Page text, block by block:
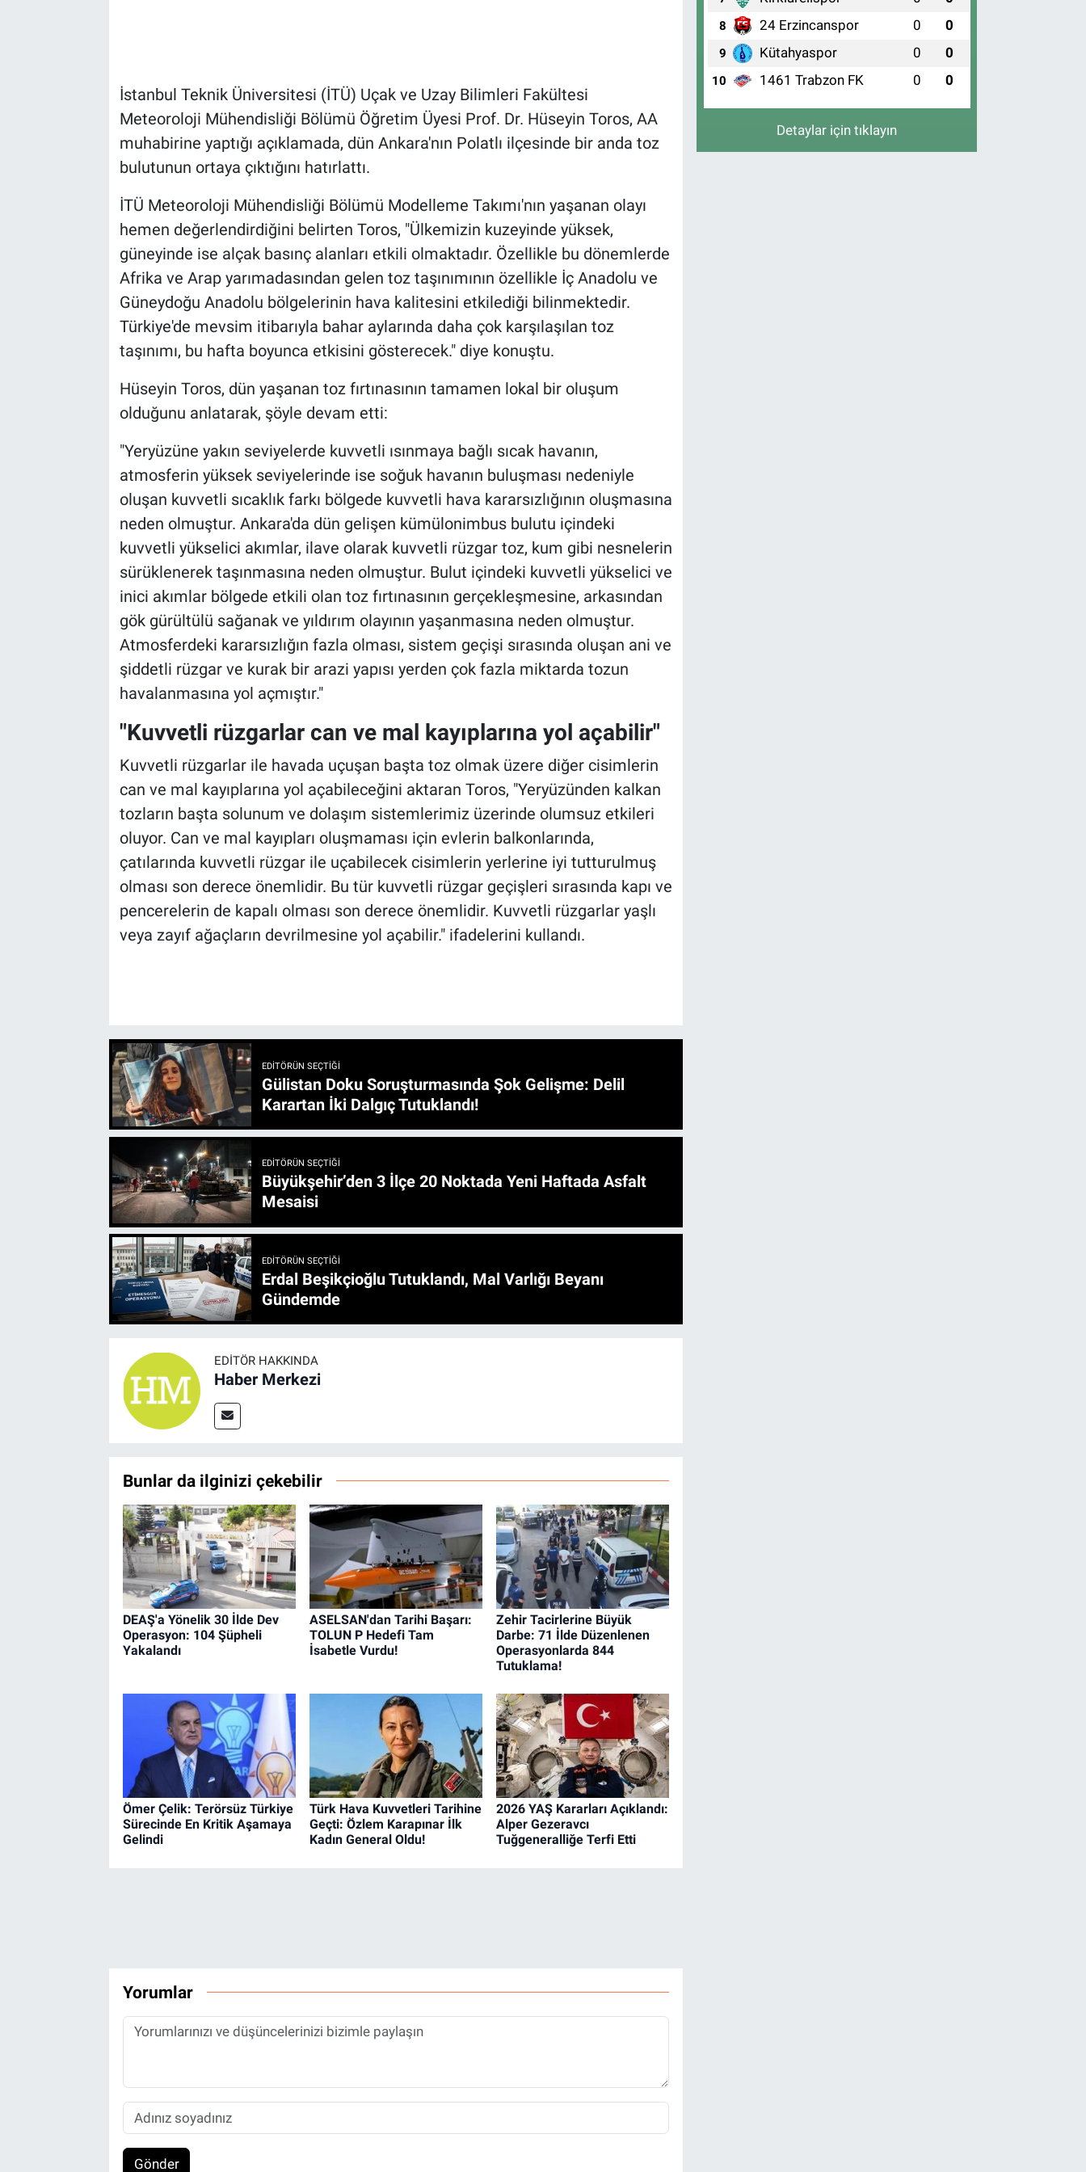
İstanbul Teknik Üniversitesi (İTÜ) Uçak ve Uzay Bilimleri Fakültesi
Meteoroloji Mühendisliği Bölümü Öğretim Üyesi Prof. Dr. Hüseyin Toros, AA
muhabirine yaptığı açıklamada, dün Ankara'nın Polatlı ilçesinde bir anda toz
bulutunun ortaya çıktığını hatırlattı.
İTÜ Meteoroloji Mühendisliği Bölümü Modelleme Takımı'nın yaşanan olayı
hemen değerlendirdiğini belirten Toros, "Ülkemizin kuzeyinde yüksek,
güneyinde ise alçak basınç alanları etkili olmaktadır. Özellikle bu dönemlerde
Afrika ve Arap yarımadasından gelen toz taşınımının özellikle İç Anadolu ve
Güneydoğu Anadolu bölgelerinin hava kalitesini etkilediği bilinmektedir.
Türkiye'de mevsim itibarıyla bahar aylarında daha çok karşılaşılan toz
taşınımı, bu hafta boyunca etkisini gösterecek." diye konuştu.
Hüseyin Toros, dün yaşanan toz fırtınasının tamamen lokal bir oluşum
olduğunu anlatarak, şöyle devam etti:
"Yeryüzüne yakın seviyelerde kuvvetli ısınmaya bağlı sıcak havanın,
atmosferin yüksek seviyelerinde ise soğuk havanın buluşması nedeniyle
oluşan kuvvetli sıcaklık farkı bölgede kuvvetli hava kararsızlığının oluşmasına
neden olmuştur. Ankara'da dün gelişen kümülonimbus bulutu içindeki
kuvvetli yükselici akımlar, ilave olarak kuvvetli rüzgar toz, kum gibi nesnelerin
sürüklenerek taşınmasına neden olmuştur. Bulut içindeki kuvvetli yükselici ve
inici akımlar bölgede etkili olan toz fırtınasının gerçekleşmesine, arkasından
gök gürültülü sağanak ve yıldırım olayının yaşanmasına neden olmuştur.
Atmosferdeki kararsızlığın fazla olması, sistem geçişi sırasında oluşan ani ve
şiddetli rüzgar ve kurak bir arazi yapısı yerden çok fazla miktarda tozun
havalanmasına yol açmıştır."
"Kuvvetli rüzgarlar can ve mal kayıplarına yol açabilir"
Kuvvetli rüzgarlar ile havada uçuşan başta toz olmak üzere diğer cisimlerin
can ve mal kayıplarına yol açabileceğini aktaran Toros, "Yeryüzünden kalkan
tozların başta solunum ve dolaşım sistemlerimiz üzerinde olumsuz etkileri
oluyor. Can ve mal kayıpları oluşmaması için evlerin balkonlarında,
çatılarında kuvvetli rüzgar ile uçabilecek cisimlerin yerlerine iyi tutturulmuş
olması son derece önemlidir. Bu tür kuvvetli rüzgar geçişleri sırasında kapı ve
pencerelerin de kapalı olması son derece önemlidir. Kuvvetli rüzgarlar yaşlı
veya zayıf ağaçların devrilmesine yol açabilir." ifadelerini kullandı.
EDITÖRÜN SEÇTIĞI
Gülistan Doku Soruşturmasında Şok Gelişme: Delil
Karartan İki Dalgıç Tutuklandı!
EDITÖRÜN SEÇTIĞI
Büyükşehir’den 3 İlçe 20 Noktada Yeni Haftada Asfalt
Mesaisi
EDITÖRÜN SEÇTIĞI
Erdal Beşikçioğlu Tutuklandı, Mal Varlığı Beyanı
Gündemde
EDITÖR HAKKINDA
Haber Merkezi
Bunlar da ilginizi çekebilir
DEAŞ'a Yönelik 30 İlde Dev
Operasyon: 104 Şüpheli
Yakalandı
ASELSAN'dan Tarihi Başarı:
TOLUN P Hedefi Tam
İsabetle Vurdu!
Zehir Tacirlerine Büyük
Darbe: 71 İlde Düzenlenen
Operasyonlarda 844
Tutuklama!
Ömer Çelik: Terörsüz Türkiye
Sürecinde En Kritik Aşamaya
Gelindi
Türk Hava Kuvvetleri Tarihine
Geçti: Özlem Karapınar İlk
Kadın General Oldu!
2026 YAŞ Kararları Açıklandı:
Alper Gezeravcı
Tuğgeneralliğe Terfi Etti
Yorumlar
Gönder
8 24 Erzincanspor 0 0
9 Kütahyaspor 0 0
10 1461 Trabzon FK 0 0
Detaylar için tıklayın